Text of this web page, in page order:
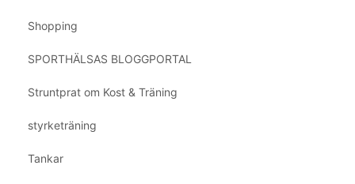
Shopping
SPORTHÄLSAS BLOGGPORTAL
Struntprat om Kost & Träning
styrketräning
Tankar